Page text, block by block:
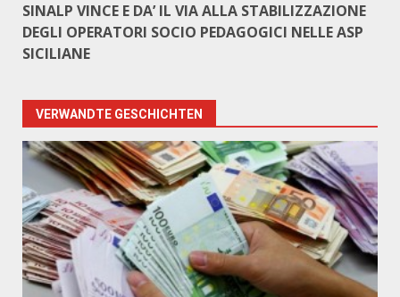
SINALP VINCE E DA’ IL VIA ALLA STABILIZZAZIONE
DEGLI OPERATORI SOCIO PEDAGOGICI NELLE ASP
SICILIANE
VERWANDTE GESCHICHTEN